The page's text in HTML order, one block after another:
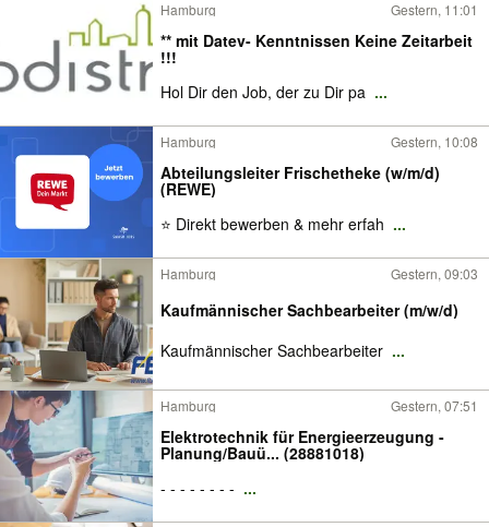
Hamburg Gestern, 11:01
** mit Datev- Kenntnissen Keine Zeitarbeit
!!!
Hol Dir den Job, der zu Dir pa ...
Hamburg Gestern, 10:08
Abteilungsleiter Frischetheke (w/m/d)
(REWE)
⭐ Direkt bewerben & mehr erfah ...
Hamburg Gestern, 09:03
Kaufmännischer Sachbearbeiter (m/w/d)
Kaufmännischer Sachbearbeiter ...
Hamburg Gestern, 07:51
Elektrotechnik für Energieerzeugung -
Planung/Bauü... (28881018)
- - - - - - - - ...